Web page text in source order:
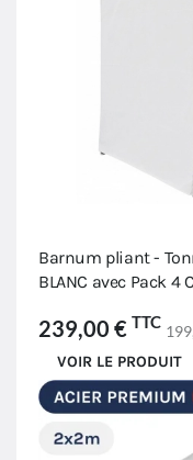
Barnum pliant -
BLANC avec Pack 4
239,00 € TTC
VOIR LE PRODUIT